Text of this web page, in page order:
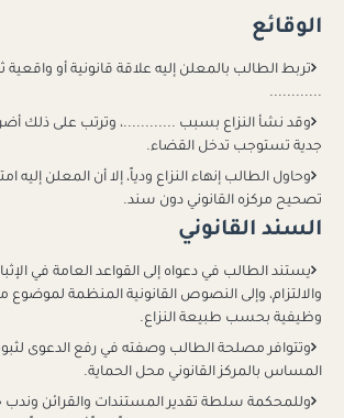
الوقائع
تربط الطالب بالمعلن إليه علاقة قانونية أو واقعية
............
وقد نشأ النزاع بسبب ............، وترتب على ذلك
جدية تستوجب تدخل القضاء.
وحاول الطالب إنهاء النزاع ودياً، إلا أن المعلن إليه
تصحيح مركزه القانوني دون سند.
السند القانوني
يستند الطالب في دعواه إلى القواعد العامة في
والالتزام، وإلى النصوص القانونية المنظمة
وظيفية بحسب طبيعة النزاع.
وتتوافر مصلحة الطالب وصفته في رفع الدعوى
المساس بالمركز القانوني محل الحماية.
وللمحكمة سلطة تقدير المستندات والقرائن وندب